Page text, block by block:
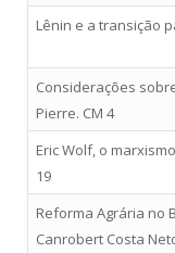
Lênin e a transição
Considerações
Pierre. CM 4
Eric Wolf, o
19
Reforma Agrária no
Canrobert Costa